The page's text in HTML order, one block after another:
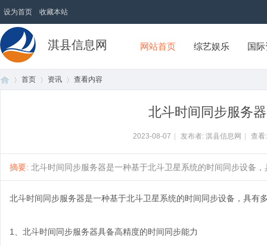
设为首页 收藏本站
淇县信息网 网站首页 综艺娱乐 国
首页 资讯 查看内容
北斗时间同步服务
2023-08-07 发布者: 淇县信息网 查
摘要: 北斗时间同步服务器是一种基于北斗卫星系统的时间同步设备
北斗时间同步服务器是一种基于北斗卫星系统的时间同步设备，具有
1、北斗时间同步服务器具备高精度的时间同步能力